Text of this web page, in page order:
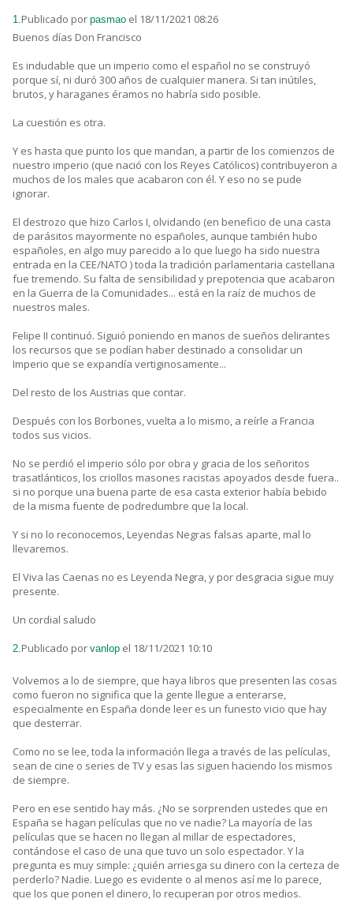
1.Publicado por pasmao el 18/11/2021 08:26
Buenos días Don Francisco
Es indudable que un imperio como el español no se construyó
porque sí, ni duró 300 años de cualquier manera. Si tan inútiles,
brutos, y haraganes éramos no habría sido posible.
La cuestión es otra.
Y es hasta que punto los que mandan, a partir de los comienzos de
nuestro imperio (que nació con los Reyes Católicos) contribuyeron a
muchos de los males que acabaron con él. Y eso no se pude
ignorar.
El destrozo que hizo Carlos I, olvidando (en beneficio de una casta
de parásitos mayormente no españoles, aunque también hubo
españoles, en algo muy parecido a lo que luego ha sido nuestra
entrada en la CEE/NATO ) toda la tradición parlamentaria castellana
fue tremendo. Su falta de sensibilidad y prepotencia que acabaron
en la Guerra de la Comunidades... está en la raíz de muchos de
nuestros males.
Felipe II continuó. Siguió poniendo en manos de sueños delirantes
los recursos que se podían haber destinado a consolidar un
Imperio que se expandía vertiginosamente...
Del resto de los Austrias que contar.
Después con los Borbones, vuelta a lo mismo, a reírle a Francia
todos sus vicios.
No se perdió el imperio sólo por obra y gracia de los señoritos
trasatlánticos, los criollos masones racistas apoyados desde fuera..
si no porque una buena parte de esa casta exterior había bebido
de la misma fuente de podredumbre que la local.
Y si no lo reconocemos, Leyendas Negras falsas aparte, mal lo
llevaremos.
El Viva las Caenas no es Leyenda Negra, y por desgracia sigue muy
presente.
Un cordial saludo
2.Publicado por vanlop el 18/11/2021 10:10
Volvemos a lo de siempre, que haya libros que presenten las cosas
como fueron no significa que la gente llegue a enterarse,
especialmente en España donde leer es un funesto vicio que hay
que desterrar.
Como no se lee, toda la información llega a través de las películas,
sean de cine o series de TV y esas las siguen haciendo los mismos
de siempre.
Pero en ese sentido hay más. ¿No se sorprenden ustedes que en
España se hagan películas que no ve nadie? La mayoría de las
películas que se hacen no llegan al millar de espectadores,
contándose el caso de una que tuvo un solo espectador. Y la
pregunta es muy simple: ¿quién arriesga su dinero con la certeza de
perderlo? Nadie. Luego es evidente o al menos así me lo parece,
que los que ponen el dinero, lo recuperan por otros medios.